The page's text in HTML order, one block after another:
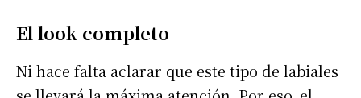
El look completo
Ni hace falta aclarar que este tipo de labiales